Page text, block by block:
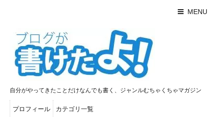
MENU
自分がやってきたことだけなんでも書く、ジャンルむちゃくちゃマガジン
プロフィール カテゴリ一覧